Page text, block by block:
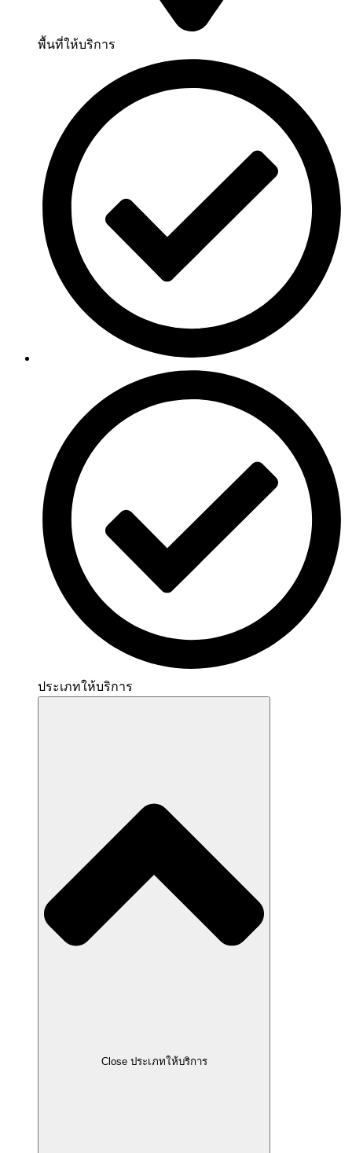
พื้นที่ให้บริการ
ประเภทให้บริการ
Close ประเภทให้บริการ